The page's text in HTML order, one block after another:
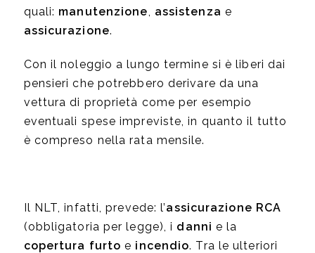
quali: manutenzione assistenza e
assicurazione.
Con il noleggio a lungo termine si è liberi dai
pensieri che potrebbero derivare da una
vettura di proprietà come per esempio
eventuali spese impreviste, in quanto il tutto
è compreso nella rata mensile.
Il NLT, infatti, prevede: l’assicurazione RCA
(obbligatoria per legge), i danni e la
copertura furto e incendio. Tra le ulteriori